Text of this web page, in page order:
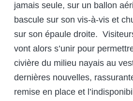
jamais seule, sur un ballon
bascule sur son vis-à-vis et
sur son épaule droite.
vont alors s’unir pour
civière du milieu nayais au
dernières nouvelles,
remise en place et